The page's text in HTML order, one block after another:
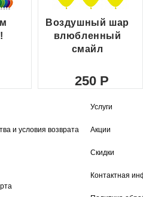
Воздушный шар
влюбленный
смайл
250
и условия возврата
Услуги
Акции
Скидки
Контактная